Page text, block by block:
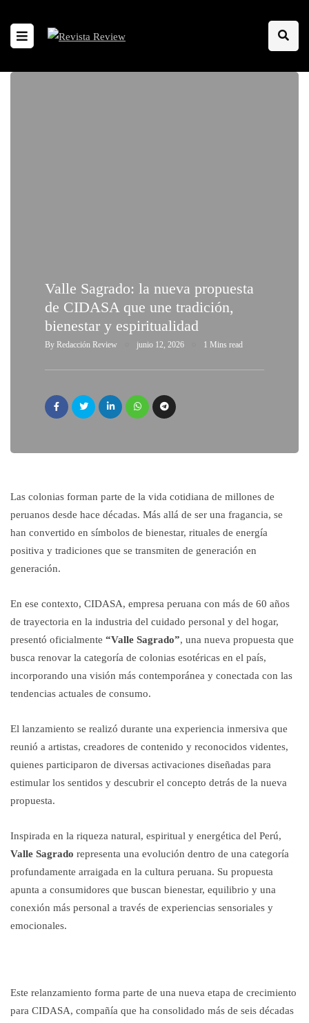
Valle Sagrado: la nueva propuesta
de CIDASA que une tradición,
bienestar y espiritualidad
By Redacción Review junio 12, 2026 1 Mins read
Las colonias forman parte de la vida cotidiana de millones de
peruanos desde hace décadas. Más allá de ser una fragancia, se
han convertido en símbolos de bienestar, rituales de energía
positiva y tradiciones que se transmiten de generación en
generación.
En ese contexto, CIDASA, empresa peruana con más de 60 años
de trayectoria en la industria del cuidado personal y del hogar,
presentó oficialmente “Valle Sagrado”, una nueva propuesta que
busca renovar la categoría de colonias esotéricas en el país,
incorporando una visión más contemporánea y conectada con las
tendencias actuales de consumo.
El lanzamiento se realizó durante una experiencia inmersiva que
reunió a artistas, creadores de contenido y reconocidos videntes,
quienes participaron de diversas activaciones diseñadas para
estimular los sentidos y descubrir el concepto detrás de la nueva
propuesta.
Inspirada en la riqueza natural, espiritual y energética del Perú,
Valle Sagrado representa una evolución dentro de una categoría
profundamente arraigada en la cultura peruana. Su propuesta
apunta a consumidores que buscan bienestar, equilibrio y una
conexión más personal a través de experiencias sensoriales y
emocionales.
Este relanzamiento forma parte de una nueva etapa de crecimiento
para CIDASA, compañía que ha consolidado más de seis décadas